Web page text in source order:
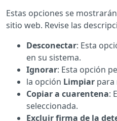
Estas opciones se
sitio web. Revise las
Desconectar: Esta
en su sistema.
Ignorar: Esta opción
la opción Limpiar para
Copiar a cuarentena:
seleccionada.
Excluir firma de la